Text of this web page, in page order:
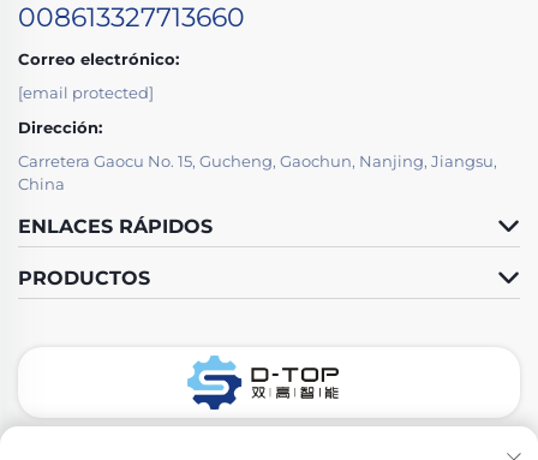
008613327713660
Correo electrónico:
[email protected]
Dirección:
Carretera Gaocu No. 15, Gucheng, Gaochun, Nanjing, Jiangsu,
China
ENLACES RÁPIDOS
PRODUCTOS